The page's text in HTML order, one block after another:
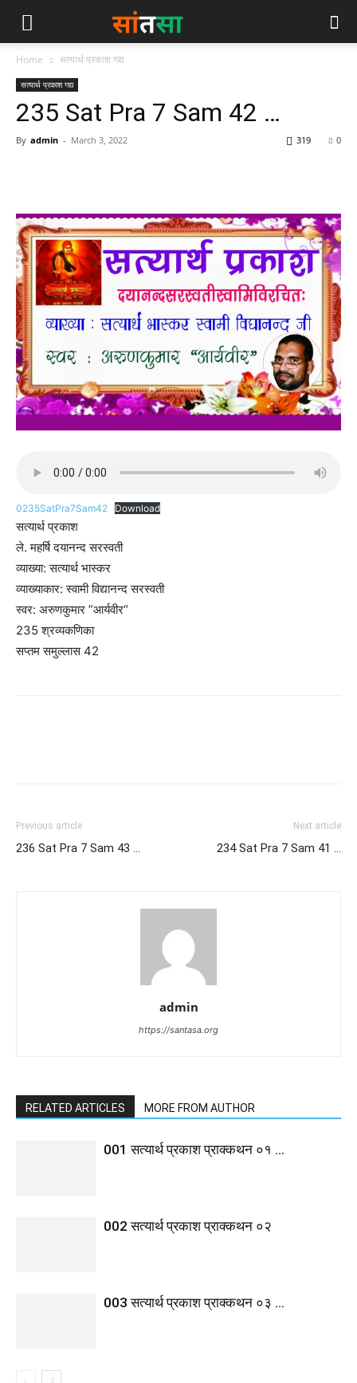
Home सत्यार्थ प्रकाश गद्य
सत्यार्थ प्रकाश गद्य
235 Sat Pra 7 Sam 42 …
By admin - March 3, 2022 0
319
0235SatPra7Sam42 Download
सत्यार्थ प्रकाश
ले. महर्षि दयानन्द सरस्वती
व्याख्या: सत्यार्थ भास्कर
व्याख्याकार: स्वामी विद्यानन्द सरस्वती
स्वर: अरुणकुमार ”आर्यवीर“
235 श्रव्यकणिका
सप्तम समुल्लास 42
Previous article
236 Sat Pra 7 Sam 43 …
Next article
234 Sat Pra 7 Sam 41 …
admin
https://santasa.org
RELATED ARTICLES MORE FROM AUTHOR
001 सत्यार्थ प्रकाश प्राक्कथन ०१ …
002 सत्यार्थ प्रकाश प्राक्कथन ०२
003 सत्यार्थ प्रकाश प्राक्कथन ०३ …